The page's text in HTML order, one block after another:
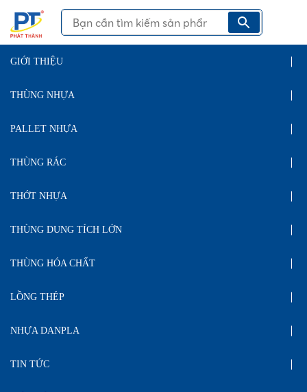
GIỚI THIỆU
THÙNG NHỰA
PALLET NHỰA
THÙNG RÁC
THỚT NHỰA
THÙNG DUNG TÍCH LỚN
THÙNG HÓA CHẤT
LỒNG THÉP
NHỰA DANPLA
TIN TỨC